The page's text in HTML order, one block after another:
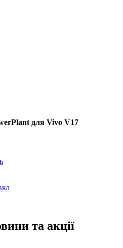
для Vivo V17
та акції